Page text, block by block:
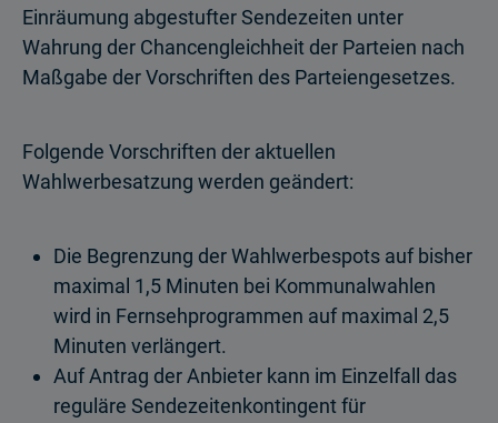
Einräumung abgestufter Sendezeiten unter
Wahrung der Chancengleichheit der Parteien nach
Maßgabe der Vorschriften des Parteiengesetzes.
Folgende Vorschriften der aktuellen
Wahlwerbesatzung werden geändert:
Die Begrenzung der Wahlwerbespots auf bisher
maximal 1,5 Minuten bei Kommunalwahlen
wird in Fernsehprogrammen auf maximal 2,5
Minuten verlängert.
Auf Antrag der Anbieter kann im Einzelfall das
reguläre Sendezeitenkontingent für